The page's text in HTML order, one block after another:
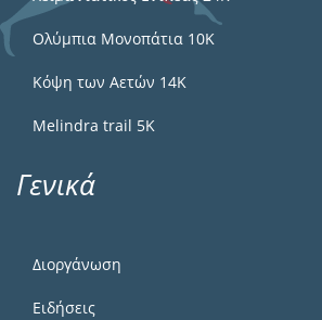
Ολύμπια Μονοπάτια 10Κ
Κόψη των Αετών 14Κ
Melindra trail 5Κ
Γενικά
Διοργάνωση
Ειδήσεις